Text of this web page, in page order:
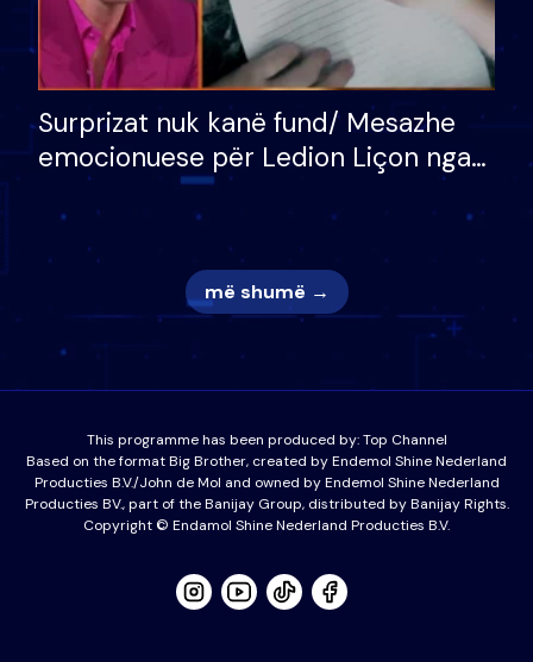
Surprizat nuk kanë fund/ Mesazhe
emocionuese për Ledion Liçon nga
nëna dhe fëmijët e tij, moderatori
nuk i mban dot lotët: Nuk meritoj…
më shumë →
This programme has been produced by:Top Channel
Based on the format Big Brother, created by Endemol Shine Nederland
Producties B.V./John de Mol and owned by Endemol Shine Nederland
Producties BV., part of the Banijay Group, distributed by Banijay Rights.
Copyright © Endamol Shine Nederland Producties B.V.